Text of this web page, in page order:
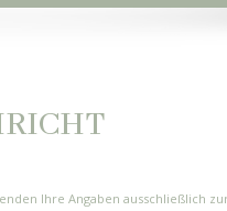
Ihre Angaben ausschließlich